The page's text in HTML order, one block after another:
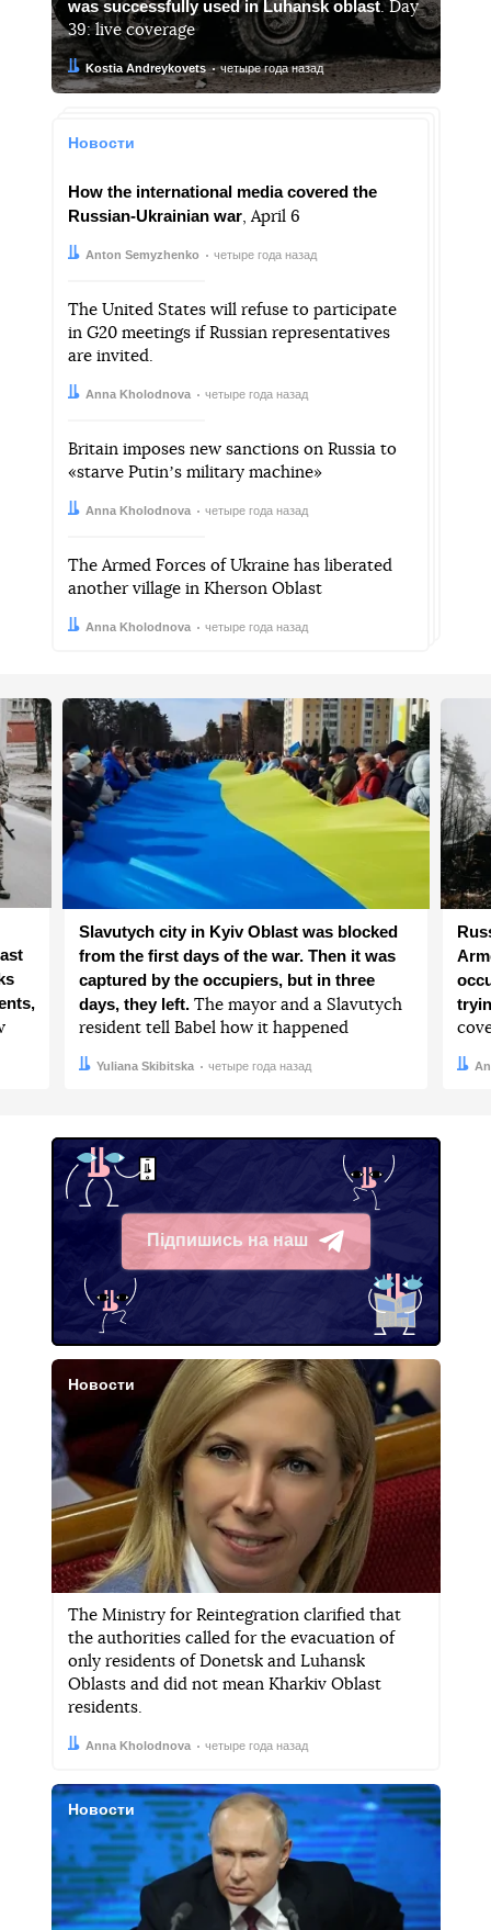
was successfully used in Luhansk oblast. Day
39: live coverage
Автор:
Kostia Andreykovets
Дата: четыре года назад
Новости
How the international media covered the
Russian-Ukrainian war, April 6
Автор:Anton Semyzhenko
Дата: четыре года назад
The United States will refuse to participate
in G20 meetings if Russian representatives
are invited.
Автор:Anna Kholodnova
Дата: четыре года назад
Britain imposes new sanctions on Russia to
«starve Putinʼs military machine»
Автор:Anna Kholodnova
Дата: четыре года назад
The Armed Forces of Ukraine has liberated
another village in Kherson Oblast
Автор:Anna Kholodnova
Дата: четыре года назад
Slavutych city in Kyiv Oblast was blocked
from the first days of the war. Then it was
captured by the occupiers, but in three
days, they left. The mayor and a Slavutych
resident tell Babel how it happened
Автор:
Yuliana Skibitska
Дата: четыре года назад Дата:
Підпишись на наш
Telegram
Новости
The Ministry for Reintegration clarified that
the authorities called for the evacuation of
only residents of Donetsk and Luhansk
Oblasts and did not mean Kharkiv Oblast
residents.
Автор:Anna Kholodnova
Дата: четыре года назад
Новости